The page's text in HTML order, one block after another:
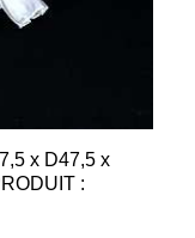
x D47,5 x
: